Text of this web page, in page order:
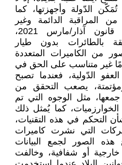
الدّولة وأجهزتها، كما
المراقبة الدائمة وغير
المرئية، وتُشكل فصول قانون آذار/مارس 2021،
بالطائرات بدون طيار
من الكاميرات المتعددة
غير متناسب على الحق في
الدّولية، فعندما تصبح
يصعب التحقق من
جمعها، مثل الوجوه التي تم
كما يُمثل ذلك
التحكم في هذه التقنيات،
التي نشرت كاميرات
هذه الصور لجمع البيانات
خارجية أو شفافية، وخالفت